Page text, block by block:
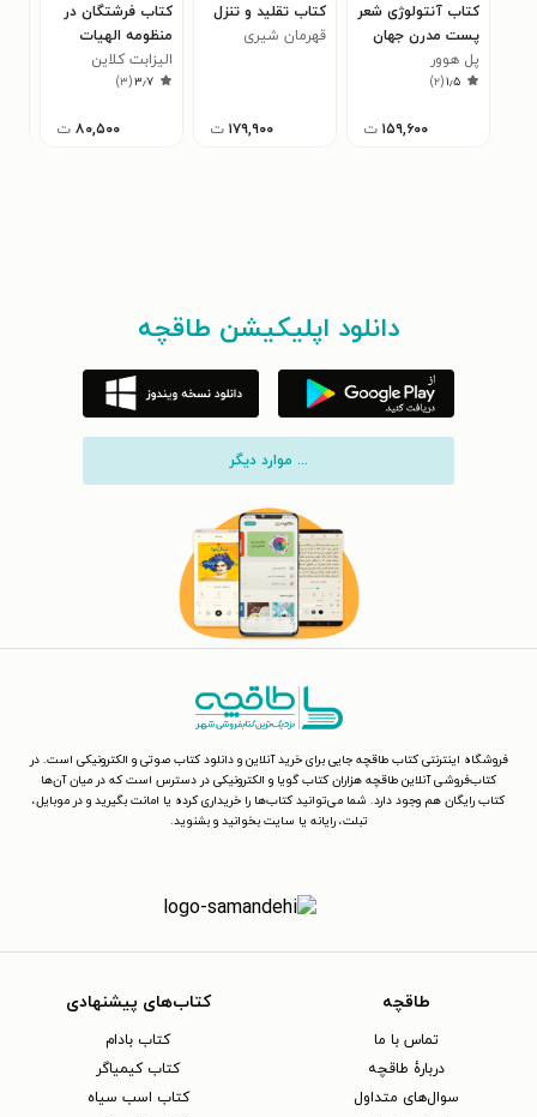
کتاب آنتولوژی شعر
پست مدرن جهان
پل هوور
۱٫۵(۲)
۱۵۹,۶۰۰ ت
کتاب تقلید و تنزل
قهرمان شیری
۱۷۹,۹۰۰ ت
کتاب فرشتگان در
منظومه الهیات
آگوستین قدیس
الیزابت کلاین
۳٫۷(۳)
۸۰,۵۰۰ ت
دانلود اپلیکیشن طاقچه
... موارد دیگر
فروشگاه اینترنتی کتاب طاقچه جایی برای خرید آنلاین و دانلود کتاب صوتی و الکترونیکی است. در
کتاب‌فروشی آنلاین طاقچه هزاران کتاب گویا و الکترونیکی در دسترس است که در میان آن‌ها
کتاب رایگان هم وجود دارد. شما می‌توانید کتاب‌ها را خریداری کرده یا امانت بگیرید و در موبایل،
تبلت، رایانه یا سایت بخوانید و بشنوید.
طاقچه
تماس با ما
دربارهٔ طاقچه
سوال‌های متداول
کتاب‌های پیشنهادی
کتاب بادام
کتاب کیمیاگر
کتاب اسب سیاه